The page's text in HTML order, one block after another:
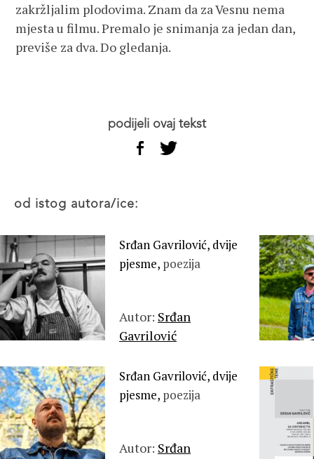
zakržljalim plodovima. Znam da za Vesnu nema
mjesta u filmu. Premalo je snimanja za jedan dan,
previše za dva. Do gledanja.
podijeli ovaj tekst
od istog autora/ice:
Srđan Gavrilović, dvije
pjesme, poezija
Autor: Srđan
Gavrilović
Srđan Gavrilović, dvije
pjesme, poezija
Autor: Srđan